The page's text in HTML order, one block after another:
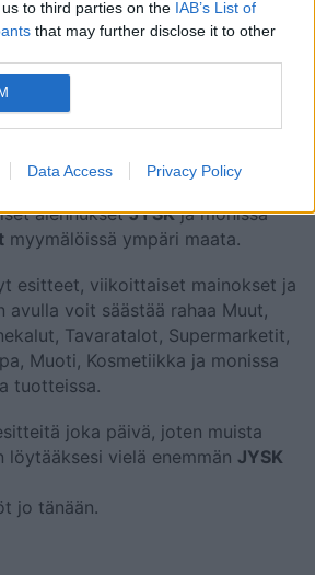
to third parties on the IAB’s List of
that may further disclose it to other
Data Access Privacy Policy
tyynyt, pöydät, sohvat, peilit,
suihkuverhot, pyyhkeet,
työtuolit ja muut
vastineen rahoillesi. Unohda
alennuksetJYSKja monissa
myymälöissä ympäri maata.
esitteet, viikoittaiset mainokset ja
avulla voit säästää rahaa Muut,
Tavaratalot, Supermarketit,
Muoti, Kosmetiikka ja monissa
tuotteissa.
joka päivä, joten muista
löytääksesi vielä enemmän JYSK
jo tänään.